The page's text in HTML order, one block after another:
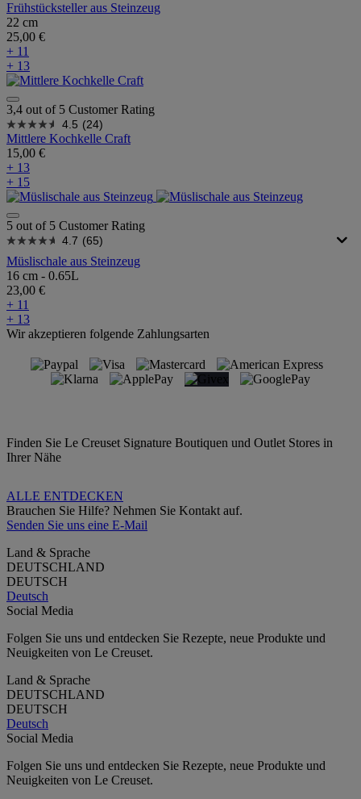
Frühstücksteller aus Steinzeug
22 cm
25,00 €
+ 11
+ 13
3,4 out of 5 Customer Rating
4.5 (24)
Mittlere Kochkelle Craft
15,00 €
+ 13
+ 15
5 out of 5 Customer Rating
4.7 (65)
Müslischale aus Steinzeug
16 cm - 0.65L
23,00 €
+ 11
+ 13
Wir akzeptieren folgende Zahlungsarten
Finden Sie Le Creuset Signature Boutiquen und Outlet Stores in
Ihrer Nähe
ALLE ENTDECKEN
Brauchen Sie Hilfe? Nehmen Sie Kontakt auf.
Senden Sie uns eine E-Mail
Land & Sprache
DEUTSCHLAND
DEUTSCH
Deutsch
Social Media
Folgen Sie uns und entdecken Sie Rezepte, neue Produkte und
Neuigkeiten von Le Creuset.
Land & Sprache
DEUTSCHLAND
DEUTSCH
Deutsch
Social Media
Folgen Sie uns und entdecken Sie Rezepte, neue Produkte und
Neuigkeiten von Le Creuset.